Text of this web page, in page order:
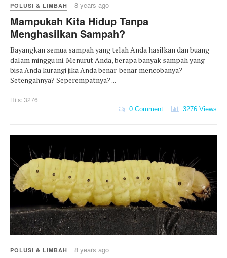
POLUSI & LIMBAH 8 years ago
Mampukah Kita Hidup Tanpa
Menghasilkan Sampah?
Bayangkan semua sampah yang telah Anda hasilkan dan buang
dalam minggu ini. Menurut Anda, berapa banyak sampah yang
bisa Anda kurangi jika Anda benar-benar mencobanya?
Setengahnya? Seperempatnya? ...
Hits: 3276
0 Comment 3276 Views
POLUSI & LIMBAH 8 years ago